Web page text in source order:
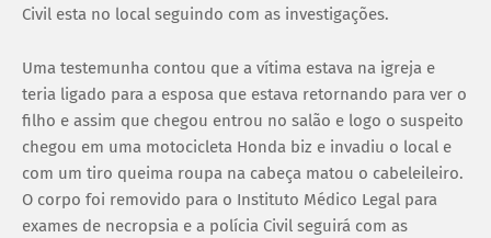
Civil esta no local seguindo com as investigações.
Uma testemunha contou que a vítima estava na igreja e
teria ligado para a esposa que estava retornando para ver o
filho e assim que chegou entrou no salão e logo o suspeito
chegou em uma motocicleta Honda biz e invadiu o local e
com um tiro queima roupa na cabeça matou o cabeleileiro.
O corpo foi removido para o Instituto Médico Legal para
exames de necropsia e a polícia Civil seguirá com as